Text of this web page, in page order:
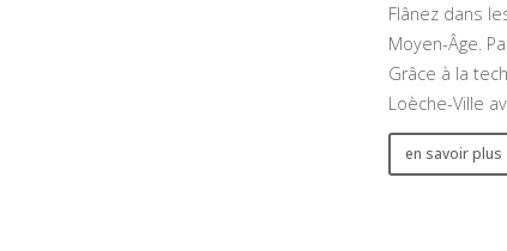
Flânez dans
Moyen-Âge.
Grâce à la
Loèche-Ville
en savoir plus